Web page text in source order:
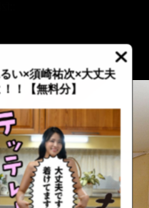
い×須崎祐次×大丈夫
！【無料分】